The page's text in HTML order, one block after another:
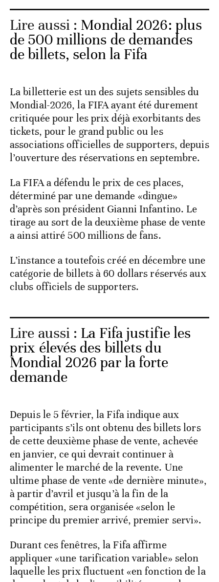
Lire aussi : Mondial 2026: plus
de 500 millions de demandes
de billets, selon la Fifa
La billetterie est un des sujets sensibles du
Mondial-2026, la FIFA ayant été durement
critiquée pour les prix déjà exorbitants des
tickets, pour le grand public ou les
associations officielles de supporters, depuis
l’ouverture des réservations en septembre.
La FIFA a défendu le prix de ces places,
déterminé par une demande «dingue»
d’après son président Gianni Infantino. Le
tirage au sort de la deuxième phase de vente
a ainsi attiré 500 millions de fans.
L’instance a toutefois créé en décembre une
catégorie de billets à 60 dollars réservés aux
clubs officiels de supporters.
Lire aussi : La Fifa justifie les
prix élevés des billets du
Mondial 2026 par la forte
demande
Depuis le 5 février, la Fifa indique aux
participants s’ils ont obtenu des billets lors
de cette deuxième phase de vente, achevée
en janvier, ce qui devrait continuer à
alimenter le marché de la revente. Une
ultime phase de vente «de dernière minute»,
à partir d’avril et jusqu’à la fin de la
compétition, sera organisée «selon le
principe du premier arrivé, premier servi».
Durant ces fenêtres, la Fifa affirme
appliquer «une tarification variable» selon
laquelle les prix fluctuent «en fonction de la